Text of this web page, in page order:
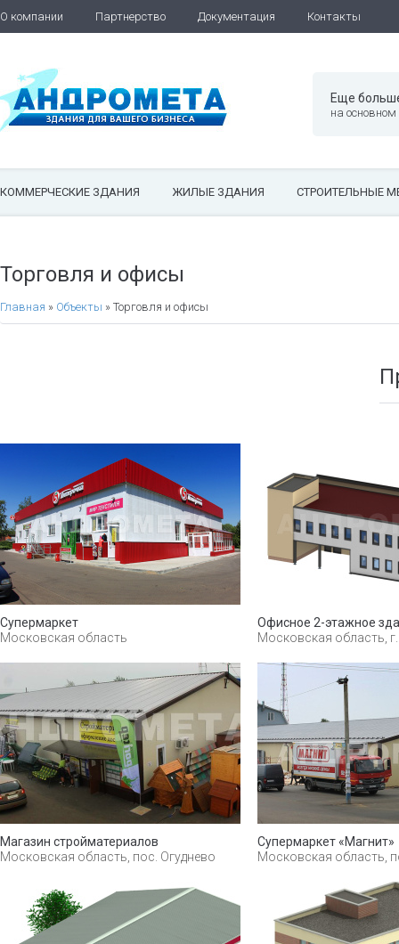
О компании Партнерство Документация Контакты
Еще
на
КОММЕРЧЕСКИЕ ЗДАНИЯ ЖИЛЫЕ ЗДАНИЯ СТРОИТЕЛЬНЫЕ
Торговля и офисы
Главная » Объекты » Торговля и офисы
Супермаркет
Московская область
Офисное 2-этажное
Московская область,
Магазин стройматериалов
Московская область, пос. Огуднево
Супермаркет «Магнит»
Московская область,